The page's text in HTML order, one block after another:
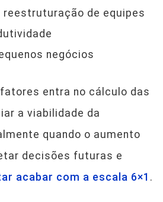
reestruturação de equipes
negócios
entra no cálculo das
a viabilidade da
quando o aumento
decisões futuras e
acabar com a escala 6×1 .